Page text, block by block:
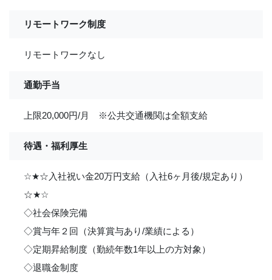
リモートワーク制度
リモートワークなし
通勤手当
上限20,000円/月 ※公共交通機関は全額支給
待遇・福利厚生
☆★☆入社祝い金20万円支給（入社6ヶ月後/規定あり）
☆★☆
◇社会保険完備
◇賞与年２回（決算賞与あり/業績による）
◇定期昇給制度（勤続年数1年以上の方対象）
◇退職金制度